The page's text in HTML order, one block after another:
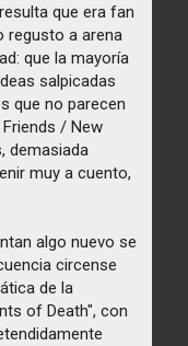
que era fan
regusto a arena
que la mayoría
salpicadas
que no parecen
/ New
demasiada
muy a cuento,
algo nuevo se
circense
de la
of Death", con